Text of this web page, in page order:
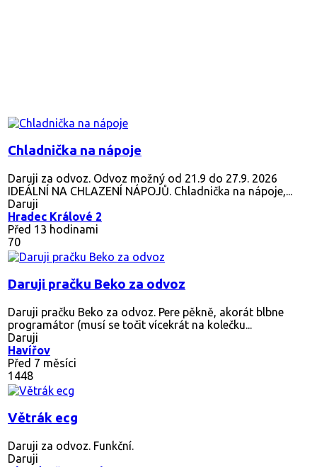
Chladnička na nápoje
Daruji za odvoz. Odvoz možný od 21.9 do 27.9. 2026
IDEÁLNÍ NA CHLAZENÍ NÁPOJŮ. Chladnička na nápoje,...
Daruji
Hradec Králové 2
Před 13 hodinami
70
Daruji pračku Beko za odvoz
Daruji pračku Beko za odvoz. Pere pěkně, akorát blbne
programátor (musí se točit vícekrát na kolečku...
Daruji
Havířov
Před 7 měsíci
1448
Větrák ecg
Daruji za odvoz. Funkční.
Daruji